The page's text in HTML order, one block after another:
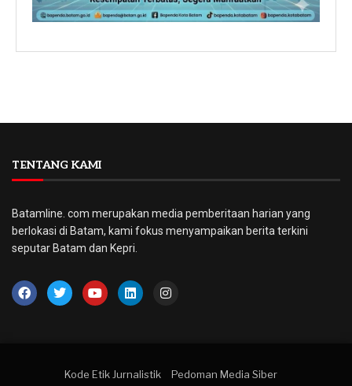
TENTANG KAMI
Batamline. com merupakan media pemberitaan harian yang
berlokasi di Batam, kami fokus menyampaikan berita terkini
seputar Batam dan Kepri.
Kode Etik Jurnalistik Pedoman Media Siber